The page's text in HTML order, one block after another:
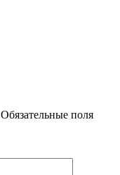
Обязательные поля